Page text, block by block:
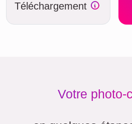
Téléchargement
Votre photo-